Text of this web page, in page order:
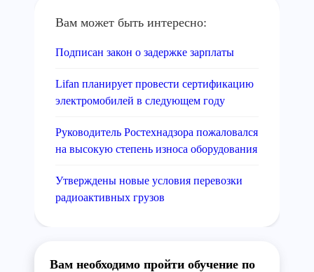
Вам может быть интересно:
Подписан закон о задержке зарплаты
Lifan планирует провести сертификацию
электромобилей в следующем году
Руководитель Ростехнадзора пожаловался
на высокую степень износа оборудования
Утверждены новые условия перевозки
радиоактивных грузов
Вам необходимо пройти обучение по